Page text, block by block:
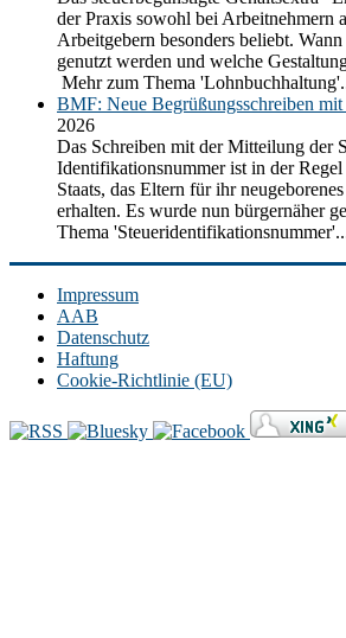
der Praxis sowohl bei Arbeitnehmern
Arbeitgebern besonders beliebt.
genutzt werden und welche
Mehr zum Thema
BMF: Neue Begrüßungsschreiben
2026
Das Schreiben mit der Mitteilung der
Identifikationsnummer ist in der Regel
Staats, das Eltern für ihr
erhalten. Es wurde nun bürgernäher
Thema
Impressum
AAB
Datenschutz
Haftung
Cookie-Richtlinie (EU)